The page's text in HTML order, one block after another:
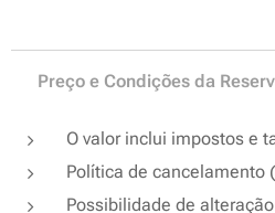
💰 Preço e Condições da
O valor inclui impostos e
Política de cancelamento
Possibilidade de